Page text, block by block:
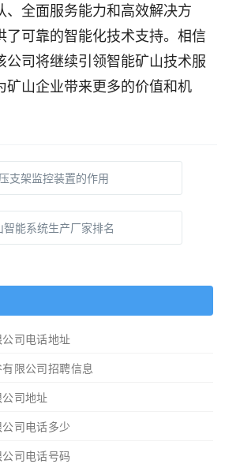
、全面服务能力和高效解决方
了可靠的智能化技术支持。相信
公司将继续引领智能矿山技术服
矿山企业带来更多的价值和机
支架监控装置的作用
智能系统生产厂家排名
司电话地址
限公司招聘信息
司地址
司电话多少
司电话号码